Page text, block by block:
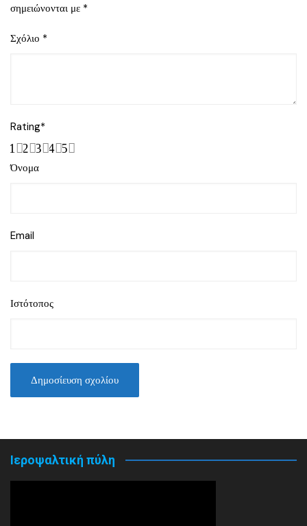
σημειώνονται με *
Σχόλιο *
Rating*
5
4
3
2
1
Όνομα
Email
Ιστότοπος
Ιεροψαλτική πύλη